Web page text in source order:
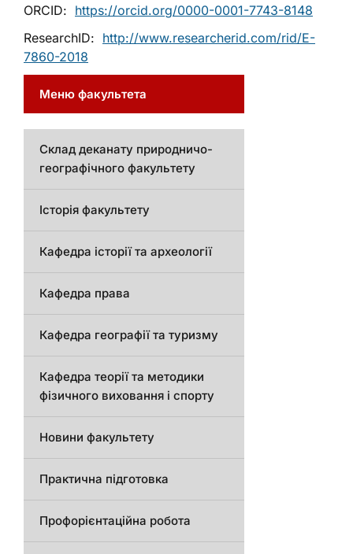
ORCID: https://orcid.org/0000-0001-7743-8148
ResearchID: http://www.researcherid.com/rid/E-
7860-2018
Меню факультета
Склад деканату природничо-
географічного факультету
Історія факультету
Кафедра історії та археології
Кафедра права
Кафедра географії та туризму
Кафедра теорії та методики
фізичного виховання і спорту
Новини факультету
Практична підготовка
Профорієнтаційна робота